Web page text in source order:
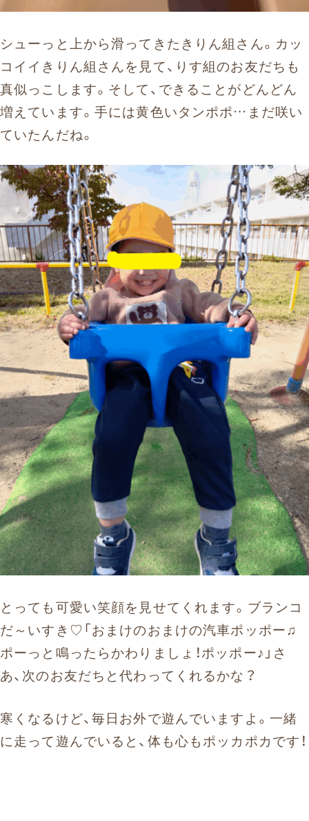
シューっと上から滑ってきたきりん組さん。カッ
コイイきりん組さんを見て、りす組のお友だちも
真似っこします。そして、できることがどんどん
増えています。手には黄色いタンポポ…まだ咲い
ていたんだね。
とっても可愛い笑顔を見せてくれます。ブランコ
だ～いすき♡「おまけのおまけの汽車ポッポー♫
ポーっと鳴ったらかわりましょ！ポッポー♪」さ
あ、次のお友だちと代わってくれるかな？
寒くなるけど、毎日お外で遊んでいますよ。一緒
に走って遊んでいると、体も心もポッカポカです！